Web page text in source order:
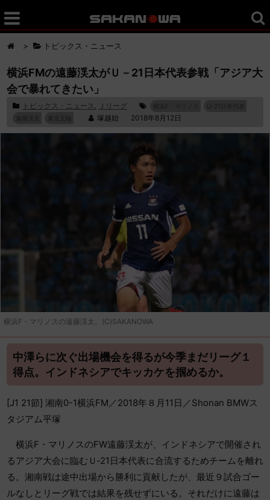
> トピックス・ニュース
横浜FMの遠藤渓太がＵ－21日本代表参戦「アジア大
会で暴れてきたい」
トピックス・ニュース , Ｊリーグ
塚越始 2018年8月12日
横浜F・マリノスの遠藤渓太。(C)SAKANOWA
中澤らに次ぐ出場機会を得るが今季まだリーグ１
得点。インドネシアでキッカケを掴めるか。
[J1 21節] 湘南0-1横浜FM／2018年８月11日／Shonan BMWス
タジアム平塚
横浜F・マリノスのFW遠藤渓太が、インドネシアで開催され
るアジア大会に臨むＵ‐21日本代表に合流するためチームを離れ
る。湘南戦は途中出場から勝利に貢献したが、最近９試合ゴー
ルなしとリーグ戦では結果を残せずにいる。それだけに遠藤は